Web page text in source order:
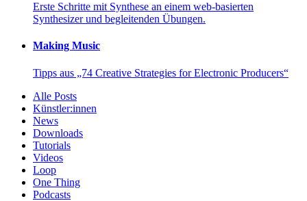
Erste Schritte mit Synthese an einem web-basierten
Synthesizer und begleitenden Übungen.
Making Music
Tipps aus „74 Creative Strategies for Electronic Producers“
Alle Posts
Künstler:innen
News
Downloads
Tutorials
Videos
Loop
One Thing
Podcasts